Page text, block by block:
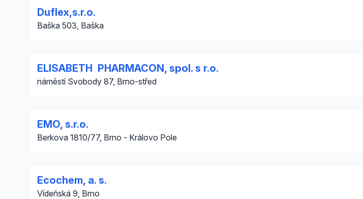
Duflex,s.r.o.
Baška 503, Baška
ELISABETH PHARMACON, spol. s r.o.
náměstí Svobody 87, Brno-střed
EMO, s.r.o.
Berkova 1810/77, Brno - Královo Pole
Ecochem, a. s.
Vídeňská 9, Brno